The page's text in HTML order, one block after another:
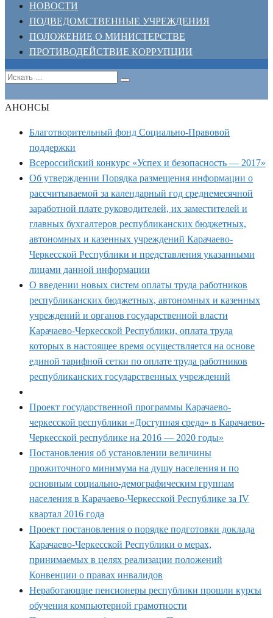
НОВОСТИ
ПОДВЕДОМСТВЕННЫЕ УЧРЕЖДЕНИЯ
ПОЛОЖЕНИЕ О МИНИСТЕРСТВЕ
ПРОТИВОДЕЙСТВИЕ КОРРУПЦИИ
АНОНСЫ
Благотворительный фонд Социально-Правовой
поддержки
Всероссийский конкурс «Успех и безопасность — 2017»
Об утверждении Порядка размещения информации о
рассчитываемой за календарный год среднемесячной
заработной плате руководителей, их заместителей и
главных бухгалтеров республиканских бюджетных,
автономных и казенных учреждений Карачаево-
Черкесской Республики и представления указанными
лицами данной информации
О введении новых систем оплаты труда работников
республиканских бюджетных, автономных и казенных
учреждений и органов государственной власти
Карачаево-Черкесской Республики, оплата труда
которых в настоящее время осуществляется на основе
единой тарифной сетки по оплате труда работников
республиканских государственных учреждений
Проект государственной программы Карачаево-
черкесской республики «Доступная среда» в Карачаево-
Черкесской республике на 2016 — 2020 годы»
Постановления об установлении величины
прожиточного минимума на душу населения и по
основным социально-демографическим группам
населения в Карачаево-Черкесской Республике за IV
квартал 2016 года
Проект постановления о порядке подготовки доклада
Карачаево-Черкесской Республики о мерах,
принимаемых в целях реализации положений
Конвенции о правах инвалидов
Неработающие пенсионеры республики прошли курсы
обучения компьютерной грамотности